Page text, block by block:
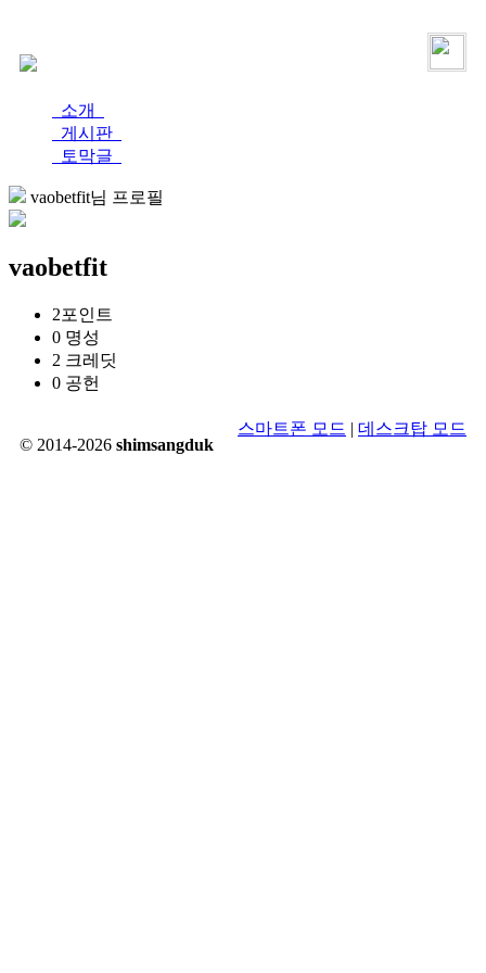
소개
게시판
토막글
vaobetfit님 프로필
vaobetfit
2포인트
0 명성
2 크레딧
0 공헌
© 2014-2026 shimsangduk
스마트폰 모드 | 데스크탑 모드